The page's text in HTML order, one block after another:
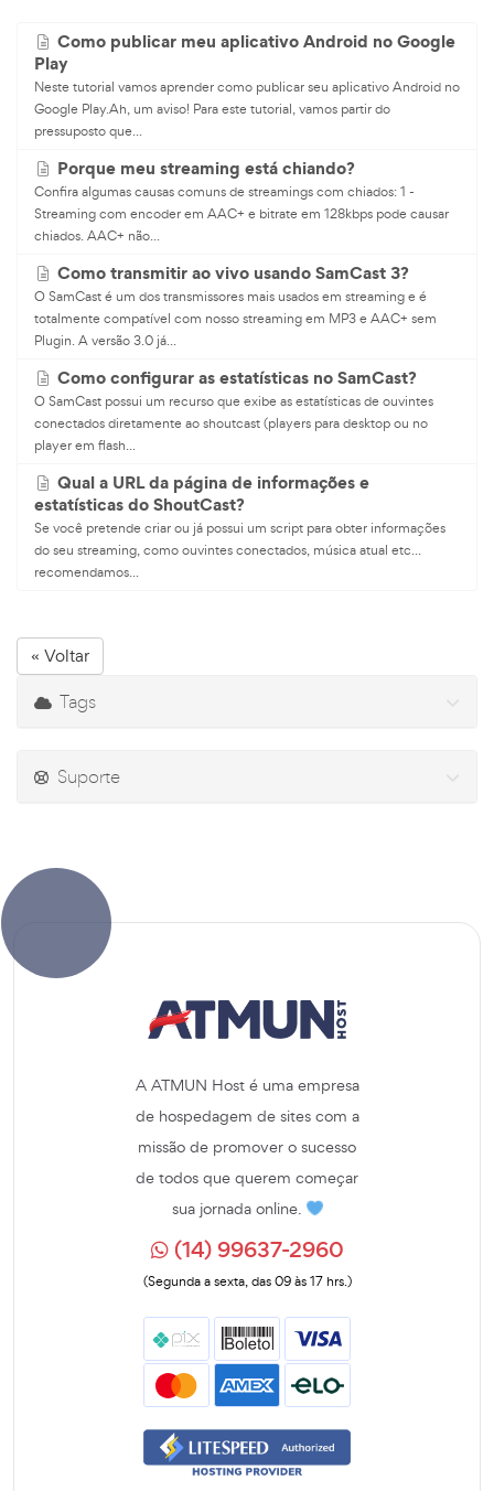
Como publicar meu aplicativo Android no Google
Play
Neste tutorial vamos aprender como publicar seu aplicativo Android no
Google Play.Ah, um aviso! Para este tutorial, vamos partir do
pressuposto que...
Porque meu streaming está chiando?
Confira algumas causas comuns de streamings com chiados: 1 -
Streaming com encoder em AAC+ e bitrate em 128kbps pode causar
chiados. AAC+ não...
Como transmitir ao vivo usando SamCast 3?
O SamCast é um dos transmissores mais usados em streaming e é
totalmente compatível com nosso streaming em MP3 e AAC+ sem
Plugin. A versão 3.0 já...
Como configurar as estatísticas no SamCast?
O SamCast possui um recurso que exibe as estatísticas de ouvintes
conectados diretamente ao shoutcast (players para desktop ou no
player em flash...
Qual a URL da página de informações e
estatísticas do ShoutCast?
Se você pretende criar ou já possui um script para obter informações
do seu streaming, como ouvintes conectados, música atual etc...
recomendamos...
« Voltar
Tags
Suporte
A ATMUN Host é uma empresa
de hospedagem de sites com a
missão de promover o sucesso
de todos que querem começar
sua jornada online.
(14) 99637-2960
(Segunda a sexta, das 09 às 17 hrs.)